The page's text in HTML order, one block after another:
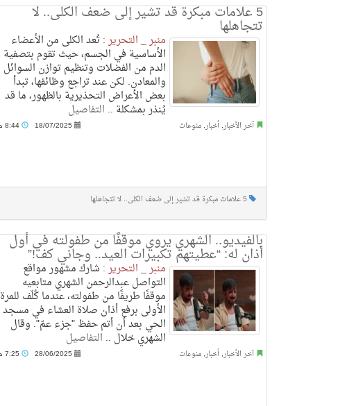
5 علامات مبكرة قد تشير إلى ضعف الكلى.. لا
تتجاهلها
منبر _ التحرير :تُعد الكلى من الأعضاء
الأساسية في الجسم، حيث تقوم بتصفية
الدم من الفضلات وتنظيم توازن السوائل
والمعادن. لكن عند تراجع وظائفها، تبدأ
بعض الأعراض التحذيرية بالظهور، ما قد
يُنذر بمشكلة .. التفاصيل
آخر الأخبار,أخبار,منوعات 18/07/2025 8:44 م
5 علامات مبكرة قد تشير إلى ضعف الكلى.. لا تتجاهلها
بالفيديو.. الشهري يروي موقفًا من طفولته في أول
أذان له: “عطيتهم تكبيرات العيد.. وجاني كف!”
منبر _ التحرير : شارك مشهور مواقع
التواصل عبدالرحمن الشهري متابعيه
موقفًا طريفًا من طفولته، عندما كُلّف للمرة
الأولى برفع أذان صلاة العشاء في مسجد
الحي بعد أن أتم حفظ "جزء عمّ". وقال
الشهري خلال .. التفاصيل
آخر الأخبار,أخبار,منوعات 28/06/2025